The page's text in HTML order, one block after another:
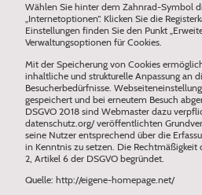
Wählen Sie hinter dem Zahnrad-Symbol
„Internetoptionen“. Klicken Sie die
Einstellungen finden Sie den Punkt
Verwaltungsoptionen für Cookies.
Mit der Speicherung von Cookies
inhaltliche und strukturelle Anpassung an
Besucherbedürfnisse.
gespeichert und bei erneutem Besuch
DSGVO 2018 sind Webmaster dazu
datenschutz.org/ veröffentlichten
seine Nutzer entsprechend über die
in Kenntnis zu setzen. Die Rechtmäßigkeit
2, Artikel 6 der DSGVO begründet.
Quelle: http://eigene-homepage.net/